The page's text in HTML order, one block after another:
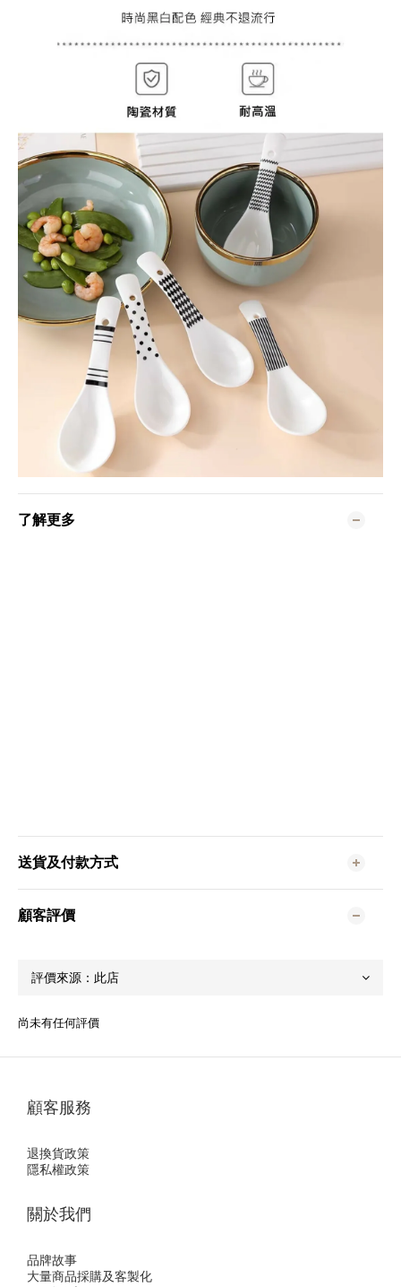
了解更多
送貨及付款方式
顧客評價
尚未有任何評價
顧客服務
退換貨政策
隱私權政策
關於我們
品牌故事
大量商品採購及客製化